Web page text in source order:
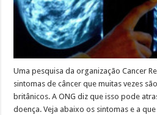
Uma pesquisa da organização Cancer
sintomas de câncer que muitas vezes
britânicos. A ONG diz que isso pode
doença. Veja abaixo os sintomas e a